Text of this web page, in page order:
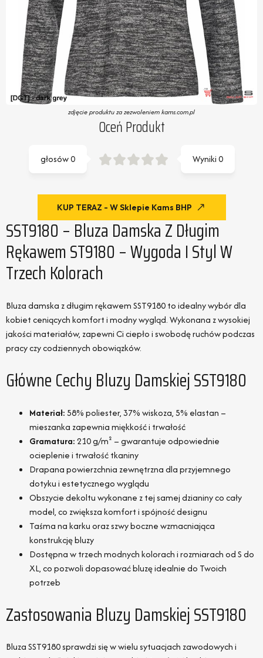
zdjęcie produktu za zezwoleniem kams.com.pl
Oceń Produkt
Wyniki0
głosów0
KUP TERAZ - W Sklepie Kams BHP
SST9180 – Bluza Damska Z Długim
Rękawem ST9180 – Wygoda I Styl W
Trzech Kolorach
Bluza damska z długim rękawem SST9180 to idealny wybór dla
kobiet ceniących komfort i modny wygląd. Wykonana z wysokiej
jakości materiałów, zapewni Ci ciepło i swobodę ruchów podczas
pracy czy codziennych obowiązków.
Główne Cechy Bluzy Damskiej SST9180
Materiał:58% poliester, 37% wiskoza, 5% elastan –
mieszanka zapewnia miękkość i trwałość
Gramatura:210 g/m² – gwarantuje odpowiednie
ocieplenie i trwałość tkaniny
Drapana powierzchnia zewnętrzna dla przyjemnego
dotyku i estetycznego wyglądu
Obszycie dekoltu wykonane z tej samej dzianiny co cały
model, co zwiększa komfort i spójność designu
Taśma na karku oraz szwy boczne wzmacniająca
konstrukcję bluzy
Dostępna w trzech modnych kolorach i rozmiarach od S do
XL, co pozwoli dopasować bluzę idealnie do Twoich
potrzeb
Zastosowania Bluzy Damskiej SST9180
Bluza SST9180 sprawdzi się w wielu sytuacjach zawodowych i